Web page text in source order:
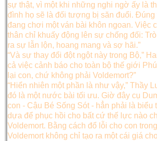
sự thật, vì một khi những nghi ngờ ấy là
đình họ sẽ là đối tượng bị săn đuổi. Đúng
đang chơi một ván bài khôn ngoan. Việc
thân chỉ khuấy động lên sự chống đối:
ra sự lẫn lộn, hoang mang và sợ hãi.”
“Và sự thay đổi đột ngột này trong Bộ,”
cả việc cảnh báo cho toàn bộ thế giới
lại con, chứ không phải Voldemort?”
“Hiển nhiên một phần là như vậy,” Thầy
đó là một nước bài tối ưu. Giờ đây cụ
con - Cậu Bé Sống Sót - hẳn phải là biểu
dựa để phục hồi cho bất cứ thế lực nào
Voldemort. Bằng cách đổ lỗi cho con
Voldemort không chỉ tạo ra một cái giá